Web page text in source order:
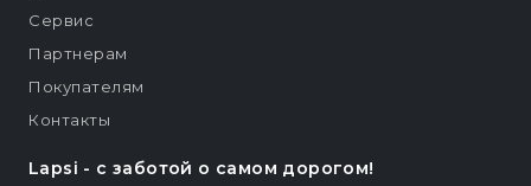
Lapsi - c заботой о самом дорогом!
Сервис
Партнерам
Покупателям
Контакты